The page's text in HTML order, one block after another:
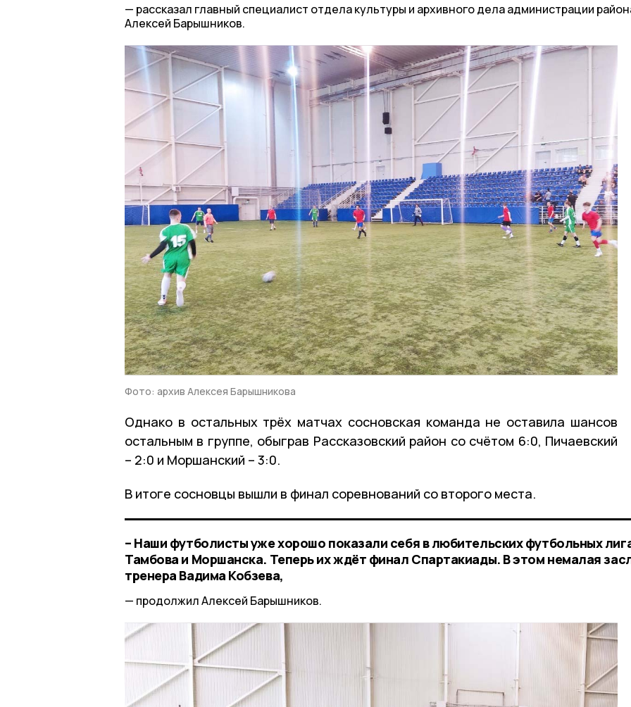
рассказал главный специалист отдела культуры и архивного дела администрации
Алексей Барышников.
Фото: архив Алексея Барышникова
Однако в остальных трёх матчах сосновская команда не оставила шансов
остальным в группе, обыграв Рассказовский район со счётом 6:0, Пичаевский
– 2:0 и Моршанский – 3:0.
В итоге сосновцы вышли в финал соревнований со второго места.
– Наши футболисты уже хорошо показали себя в любительских футбольных
Тамбова и Моршанска. Теперь их ждёт финал Спартакиады. В этом немалая
тренера Вадима Кобзева,
продолжил Алексей Барышников.